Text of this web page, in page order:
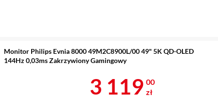
Monitor Philips Evnia 8000 49M2C8900L/00 49" 5K QD-OLED
144Hz 0,03ms Zakrzywiony Gamingowy
Cena 3 119 zł
3 119 00
zł